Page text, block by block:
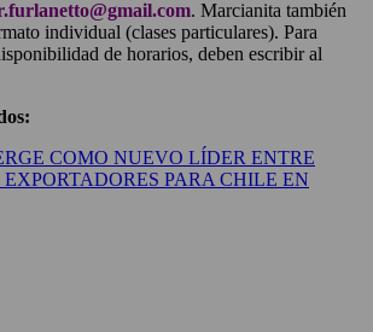
. Marcianita también
individual (clases particulares). Para
de horarios, deben escribir al
COMO NUEVO LÍDER ENTRE
PARA CHILE EN